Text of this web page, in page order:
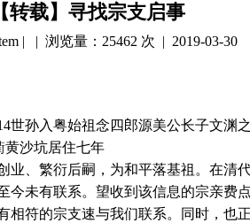
【转载】寻找宗支启事
| | 浏览量：25462 次 | 2019-03-30
世孙入粤始祖念四郎源美公长子文渊
黄沙坑居住七年
业、繁衍后嗣，为和平落基祖。在清
今未有联系。望收到该信息的宗亲费
相符的宗支速与我们联系。同时，也